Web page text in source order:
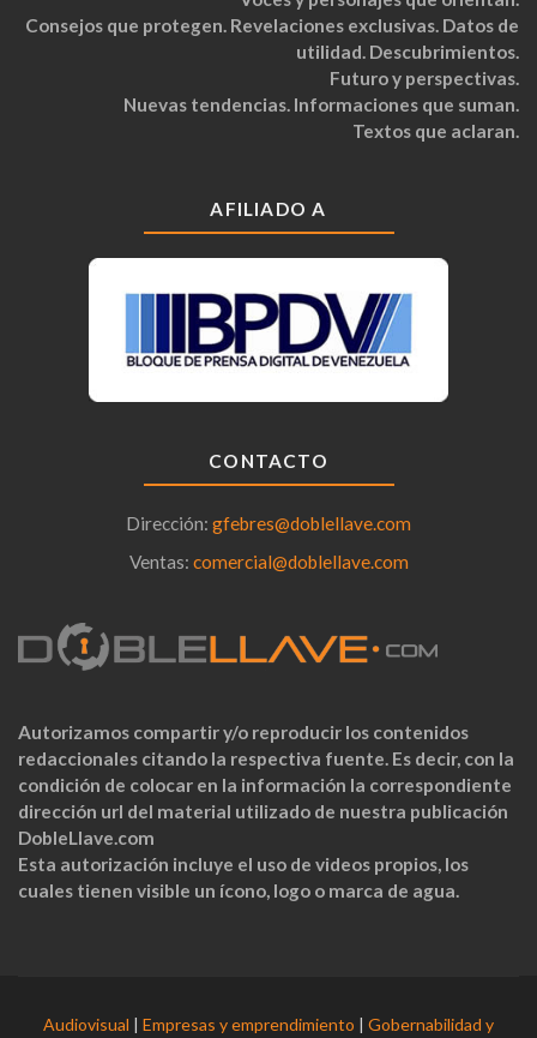
Consejos que protegen. Revelaciones exclusivas. Datos de
utilidad. Descubrimientos.
Futuro y perspectivas.
Nuevas tendencias. Informaciones que suman.
Textos que aclaran.
AFILIADO A
CONTACTO
Dirección: gfebres@doblellave.com
Ventas: comercial@doblellave.com
Autorizamos compartir y/o reproducir los contenidos
redaccionales citando la respectiva fuente. Es decir, con la
condición de colocar en la información la correspondiente
dirección url del material utilizado de nuestra publicación
DobleLlave.com
Esta autorización incluye el uso de videos propios, los
cuales tienen visible un ícono, logo o marca de agua.
Audiovisual | Empresas y emprendimiento | Gobernabilidad y